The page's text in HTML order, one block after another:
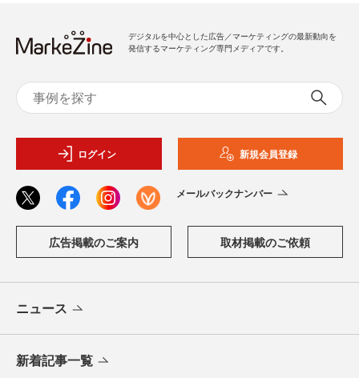
デジタルを中心とした広告／マーケティングの最新動向を
発信するマーケティング専門メディアです。
ログイン 新規会員登録
メールバックナンバー
広告掲載のご案内 取材掲載のご依頼
ニュース
新着記事一覧